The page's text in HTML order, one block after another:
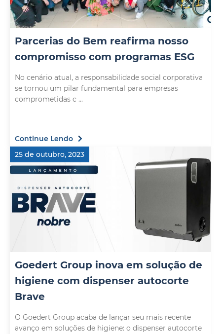
Parcerias do Bem reafirma nosso
compromisso com programas ESG
No cenário atual, a responsabilidade social corporativa
se tornou um pilar fundamental para empresas
comprometidas c ...
Continue Lendo
25 de outubro, 2023
Goedert Group inova em solução de
higiene com dispenser autocorte
Brave
O Goedert Group acaba de lançar seu mais recente
avanço em soluções de higiene: o dispenser autocorte